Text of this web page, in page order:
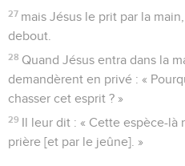
27 mais Jésus le prit par la
debout.
28 Quand Jésus entra dans la
demandèrent en privé : «
chasser cet esprit ? »
29 Il leur dit : « Cette espèce-là
prière [et par le jeûne]. »